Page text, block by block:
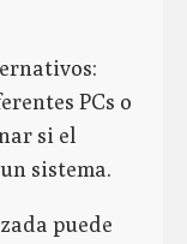
PCs o
si el
sistema.
puede